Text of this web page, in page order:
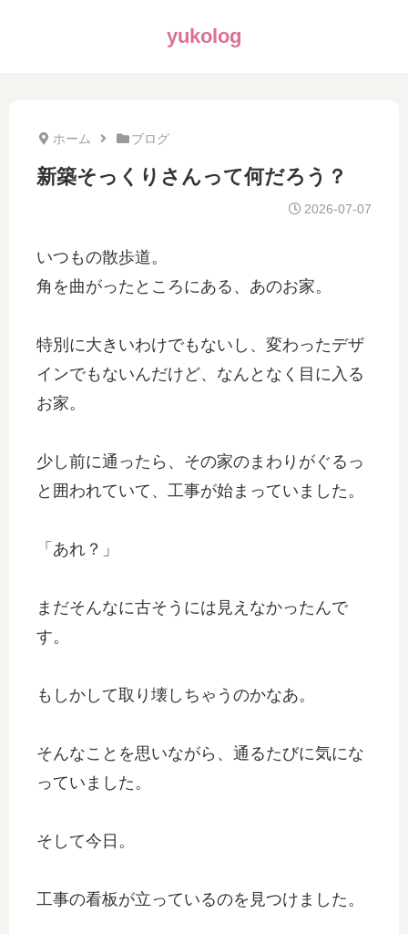
yukolog
ホーム ブログ
新築そっくりさんって何だろう？
2026-07-07
いつもの散歩道。
角を曲がったところにある、あのお家。
特別に大きいわけでもないし、変わったデザ
インでもないんだけど、なんとなく目に入る
お家。
少し前に通ったら、その家のまわりがぐるっ
と囲われていて、工事が始まっていました。
「あれ？」
まだそんなに古そうには見えなかったんで
す。
もしかして取り壊しちゃうのかなあ。
そんなことを思いながら、通るたびに気にな
っていました。
そして今日。
工事の看板が立っているのを見つけました。